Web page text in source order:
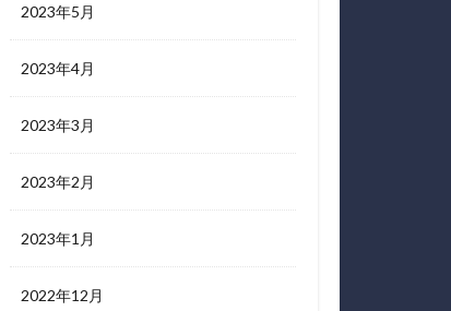
2023年5月
2023年4月
2023年3月
2023年2月
2023年1月
2022年12月